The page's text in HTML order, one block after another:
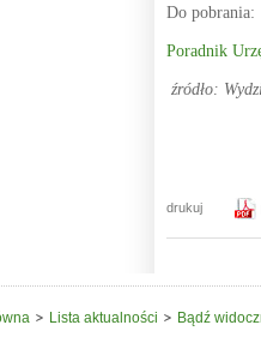
Do pobrania:
Poradnik
źródło:
drukuj
Lista aktualności Bądź